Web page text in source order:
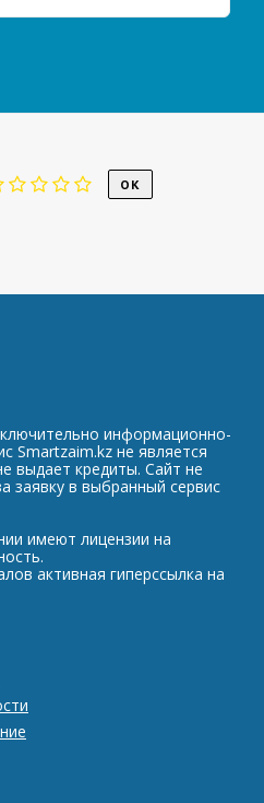
информационно-
Smartzaim.kz не является
выдает кредиты. Сайт не
заявку в выбранный сервис
имеют лицензии на
активная гиперссылка на